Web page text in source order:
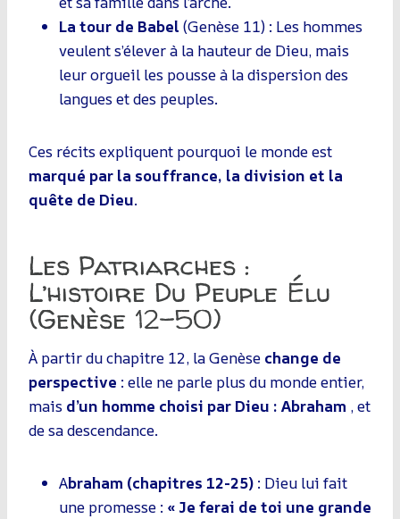
La tour de Babel (Genèse 11) : Les hommes
veulent s’élever à la hauteur de Dieu, mais
leur orgueil les pousse à la dispersion des
langues et des peuples.
Ces récits expliquent pourquoi le monde est
marqué par la souffrance, la division et la
quête de Dieu.
Les Patriarches :
L’histoire Du Peuple Élu
(Genèse 12-50)
À partir du chapitre 12, la Genèse change de
perspective : elle ne parle plus du monde entier,
mais d’un homme choisi par Dieu : Abraham , et
de sa descendance.
Abraham (chapitres 12-25) : Dieu lui fait
une promesse : « Je ferai de toi une grande